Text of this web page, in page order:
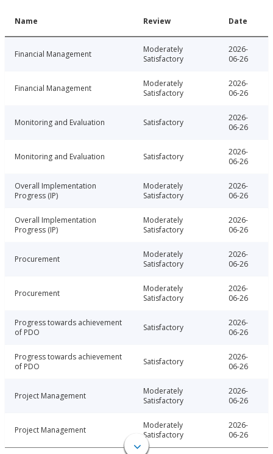
Name Review Date
Financial Management
Moderately
Satisfactory
2026-
06-26
Financial Management
Moderately
Satisfactory
2026-
06-26
Monitoring and Evaluation Satisfactory
2026-
06-26
Monitoring and Evaluation Satisfactory
2026-
06-26
Overall Implementation
Progress (IP)
Moderately
Satisfactory
2026-
06-26
Overall Implementation
Progress (IP)
Moderately
Satisfactory
2026-
06-26
Procurement
Moderately
Satisfactory
2026-
06-26
Procurement
Moderately
Satisfactory
2026-
06-26
Progress towards achievement
of PDO
Satisfactory
2026-
06-26
Progress towards achievement
of PDO
Satisfactory
2026-
06-26
Project Management
Moderately
Satisfactory
2026-
06-26
Project Management
Moderately
Satisfactory
2026-
06-26